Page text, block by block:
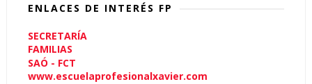
ENLACES DE INTERÉS FP
SECRETARÍA
FAMILIAS
SAÓ - FCT
www.escuelaprofesionalxavier.com